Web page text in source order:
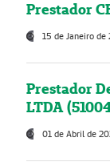
Prestador
15 de Janeiro de
Prestador
LTDA
01 de Abril de